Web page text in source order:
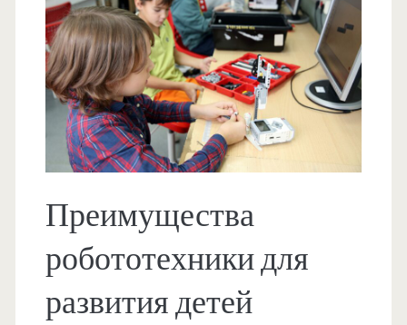
Преимущества
робототехники для
развития детей